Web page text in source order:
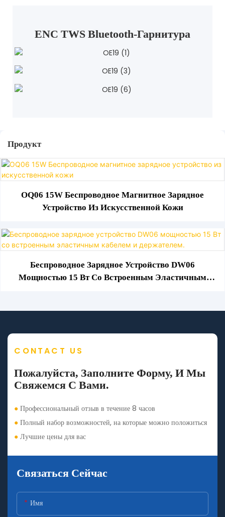
ENC TWS Bluetooth-Гарнитура
Продукт
OQ06 15W Беспроводное Магнитное Зарядное
Устройство Из Искусственной Кожи
Беспроводное Зарядное Устройство DW06
Мощностью 15 Вт Со Встроенным Эластичным
CONTACT US
Пожалуйста, Заполните Форму, И Мы
Свяжемся С Вами.
● Профессиональный отзыв в течение 8 часов
● Полный набор возможностей, на которые можно положиться
● Лучшие цены для вас
Связаться Сейчас
Имя